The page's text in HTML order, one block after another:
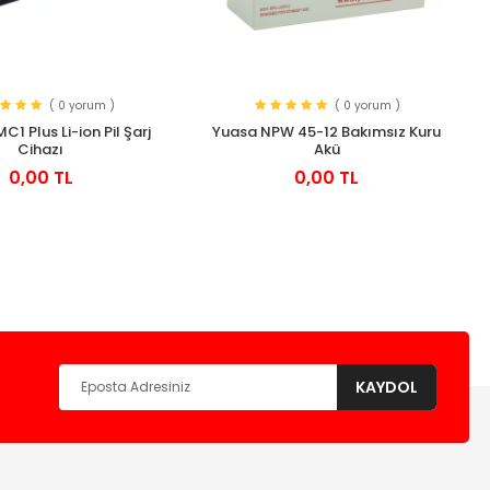
( 0 yorum )
Plus Li-ion Pil Şarj
Cihazı
0,00 TL
( 0 yorum )
Yuasa NPW 45-12 Bakımsız Kuru
Akü
0,00 TL
KAYDOL